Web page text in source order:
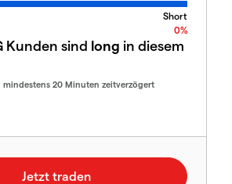
Short
0%
Kunden sind long in diesem
mindestens 20 Minuten zeitverzögert